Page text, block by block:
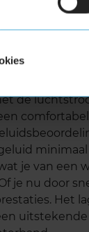
Latitude
de
je van een
je nu door
Het